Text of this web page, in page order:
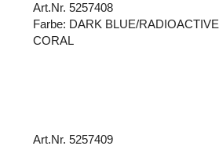
Art.Nr. 5257408
Farbe: DARK BLUE/RADIOACTIVE
CORAL
Art.Nr. 5257409